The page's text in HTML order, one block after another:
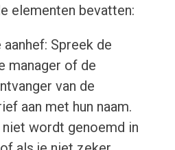
elementen bevatten:
Spreek de
manager of de
van de
aan met hun naam.
niet wordt genoemd in